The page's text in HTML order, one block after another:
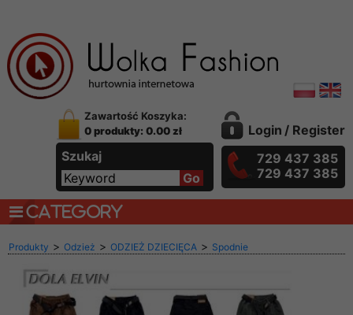
Zawartość Koszyka:
0 produkty: 0.00 zł
Szukaj
Login / Register
729 437 385
729 437 385
CATEGORY
Produkty > Odzież > ODZIEŻ DZIECIĘCA > Spodnie